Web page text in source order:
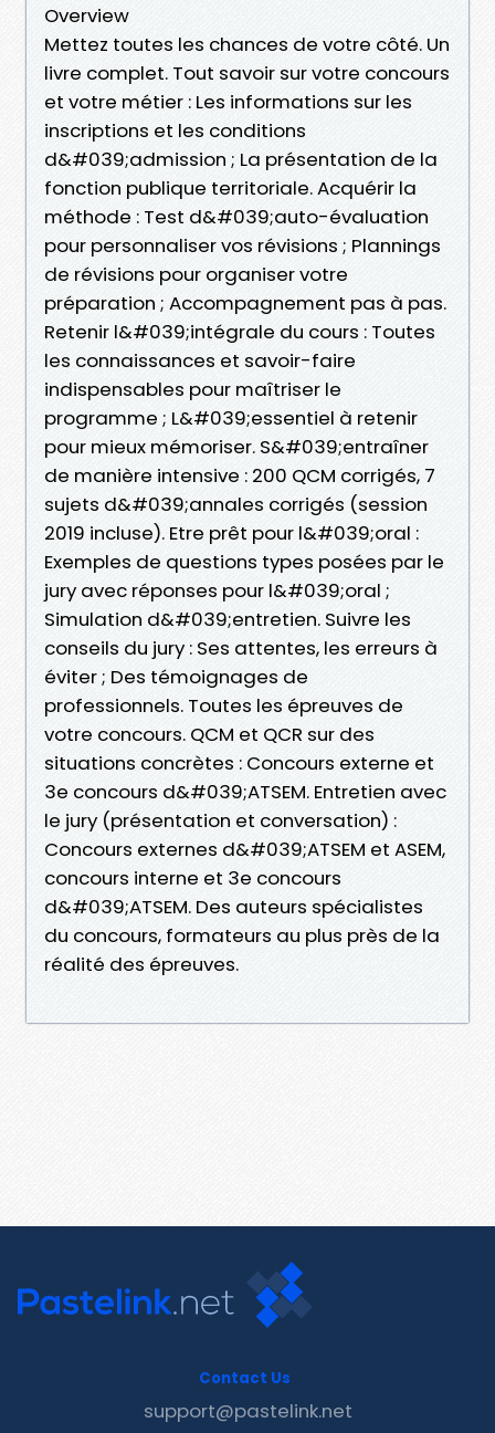
Overview
Mettez toutes les chances de votre côté. Un
livre complet. Tout savoir sur votre concours
et votre métier : Les informations sur les
inscriptions et les conditions
d&#039;admission ; La présentation de la
fonction publique territoriale. Acquérir la
méthode : Test d&#039;auto-évaluation
pour personnaliser vos révisions ; Plannings
de révisions pour organiser votre
préparation ; Accompagnement pas à pas.
Retenir l&#039;intégrale du cours : Toutes
les connaissances et savoir-faire
indispensables pour maîtriser le
programme ; L&#039;essentiel à retenir
pour mieux mémoriser. S&#039;entraîner
de manière intensive : 200 QCM corrigés, 7
sujets d&#039;annales corrigés (session
2019 incluse). Etre prêt pour l&#039;oral :
Exemples de questions types posées par le
jury avec réponses pour l&#039;oral ;
Simulation d&#039;entretien. Suivre les
conseils du jury : Ses attentes, les erreurs à
éviter ; Des témoignages de
professionnels. Toutes les épreuves de
votre concours. QCM et QCR sur des
situations concrètes : Concours externe et
3e concours d&#039;ATSEM. Entretien avec
le jury (présentation et conversation) :
Concours externes d&#039;ATSEM et ASEM,
concours interne et 3e concours
d&#039;ATSEM. Des auteurs spécialistes
du concours, formateurs au plus près de la
réalité des épreuves.
Contact Us
support@pastelink.net